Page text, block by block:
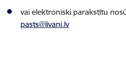
vai elektroniski parakstītu
pasts@livani.lv